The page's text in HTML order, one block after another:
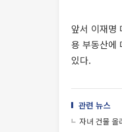
앞서 이재명
용 부동산에
있다.
관련 뉴스
자녀 건물